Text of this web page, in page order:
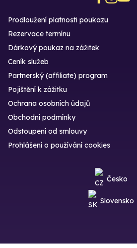
Prodloužení platnosti poukazu
Rezervace termínu
Dárkový poukaz na zážitek
Ceník služeb
Partnerský (affiliate) program
Pojištění k zážitku
Ochrana osobních údajů
Obchodní podmínky
Odstoupení od smlouvy
Prohlášení o používání cookies
Česko
Slovensko